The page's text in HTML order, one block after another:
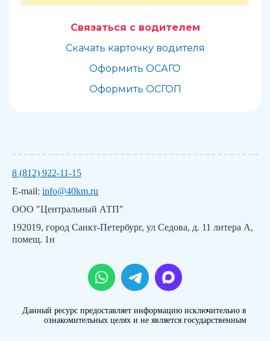
Связаться с водителем
Скачать карточку водителя
Оформить ОСАГО
Оформить ОСГОП
8 (812) 922-11-15
E-mail: info@40km.ru
ООО "Центральный АТП"
192019, город Санкт-Петербург, ул Седова, д. 11 литера А,
помещ. 1н
Данный ресурс предоставляет информацию исключительно в
ознакомительных целях и не является государственным